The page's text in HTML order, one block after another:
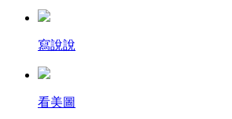
寫說說
看美圖